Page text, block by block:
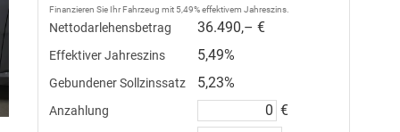
Finanzieren Sie Ihr Fahrzeug mit 5,49% effektivem Jahreszins.
Nettodarlehensbetrag 36.490,– €
Effektiver Jahreszins 5,49%
Gebundener Sollzinssatz 5,23%
Anzahlung €